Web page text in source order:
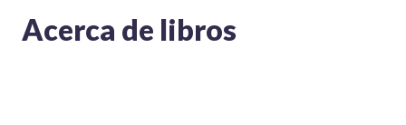
Acerca de libros